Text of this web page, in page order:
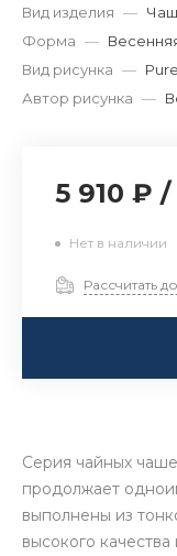
Вид изделия —
Форма —
Вид рисунка — Pure
Автор рисунка —
5 910 ₽ /
Нет в наличии
Рассчитать
Серия чайных
продолжает
выполнены из
высокого